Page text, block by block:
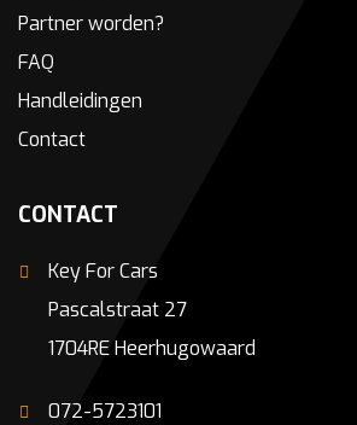
Partner worden?
FAQ
Handleidingen
Contact
CONTACT
Key For Cars
Pascalstraat 27
1704RE Heerhugowaard
072-5723101